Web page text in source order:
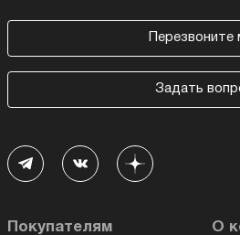
Перезвоните
Задать
Покупателям О